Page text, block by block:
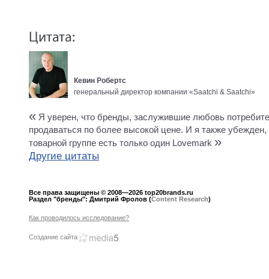
Кевин Робертс
генеральный директор компании «Saatchi & Saatchi»
« Я уверен, что бренды, заслужившие любовь
продаваться по более высокой цене. И я также убежден,
товарной группе есть только один Lovemark »
Другие цитаты
Все права защищены © 2008—2026 top20brands.ru
Раздел "бренды": Дмитрий Фролов (Content Research)
Как проводилось исследование?
Создание сайта